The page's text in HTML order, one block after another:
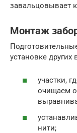
завальцовывает
Монтаж
установке
участки,
очищаем
нити;